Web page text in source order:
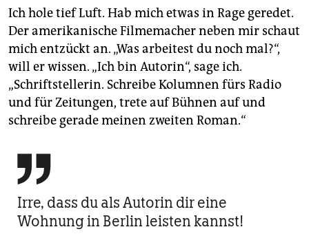
Ich hole tief Luft. Hab mich etwas in Rage geredet.
Der amerikanische Filmemacher neben mir schaut
mich entzückt an. „Was arbeitest du noch mal?“,
will er wissen. „Ich bin Autorin“, sage ich.
„Schriftstellerin. Schreibe Kolumnen fürs Radio
und für Zeitungen, trete auf Bühnen auf und
schreibe gerade meinen zweiten Roman.“

Irre, dass du als Autorin dir eine
Wohnung in Berlin leisten kannst!